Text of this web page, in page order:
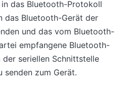
das Bluetooth-Protokoll
das Bluetooth-Gerät der
und das vom Bluetooth-
empfangene Bluetooth-
seriellen Schnittstelle
senden zum Gerät.